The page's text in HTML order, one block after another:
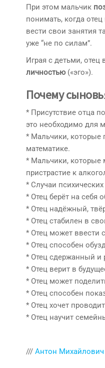
При этом мальчик
понимать, когда
вести свои занятия
уже “не по силам”.
Играя с детьми,
личностью(«эго»).
Почему
* Присутствие отца
это необходимо для
* Мальчики, которые
математике.
* Мальчики, которые
пристрастие к
* Случаи
* Отец берёт на себя
* Отец надёжный,
* Отец стабилен в
* Отец может ввести
* Отец способен
* Отец сдержанный и
* Отец верит в
* Отец может
* Отец способен
* Отец хочет
* Отец научит
/// Антон